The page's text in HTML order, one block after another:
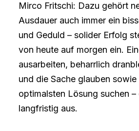
Mirco Fritschi: Dazu gehört
Ausdauer auch immer ein
und Geduld – solider Erfolg
von heute auf morgen ein.
ausarbeiten, beharrlich
und die Sache glauben
optimalsten Lösung suchen
langfristig aus.